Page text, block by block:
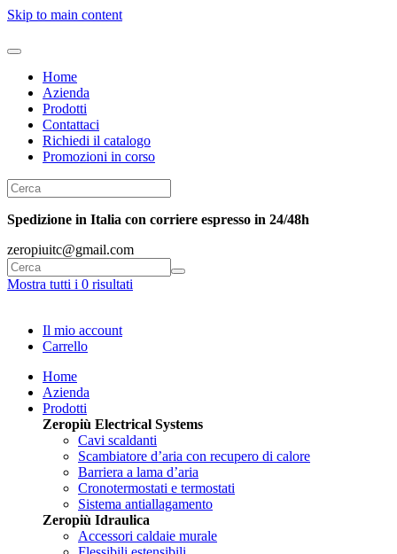
Skip to main content
Home
Azienda
Prodotti
Contattaci
Richiedi il catalogo
Promozioni in corso
Spedizione in Italia con corriere espresso in 24/48h
zeropiuitc@gmail.com
Mostra tutti i 0 risultati
Il mio account
Carrello
Home
Azienda
Prodotti
Zeropiù Electrical Systems
Cavi scaldanti
Scambiatore d’aria con recupero di calore
Barriera a lama d’aria
Cronotermostati e termostati
Sistema antiallagamento
Zeropiù Idraulica
Accessori caldaie murale